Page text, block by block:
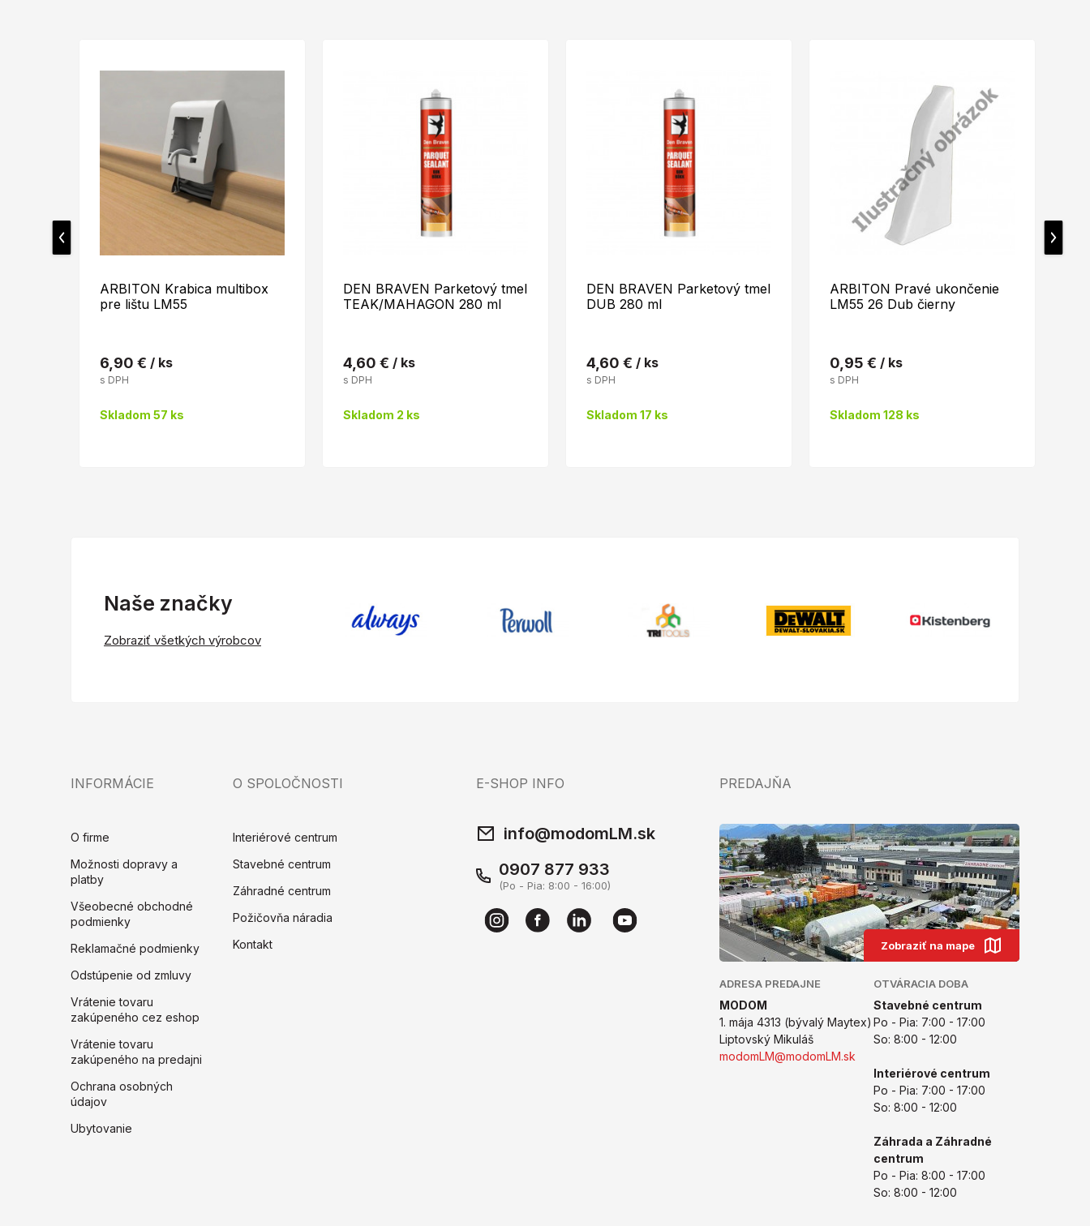
ARBITON Krabica multibox
pre lištu LM55
6,90 € / ks
s DPH
Skladom 57 ks
DEN BRAVEN Parketový tmel
TEAK/MAHAGON 280 ml
4,60 € / ks
s DPH
Skladom 2 ks
DEN BRAVEN Parketový tmel
DUB 280 ml
4,60 € / ks
s DPH
Skladom 17 ks
ARBITON Pravé ukončenie
LM55 26 Dub čierny
0,95 € / ks
s DPH
Skladom 128 ks
Naše značky
Zobraziť všetkých výrobcov
INFORMÁCIE
O firme
Možnosti dopravy a
platby
Všeobecné obchodné
podmienky
Reklamačné podmienky
Odstúpenie od zmluvy
Vrátenie tovaru
zakúpeného cez eshop
Vrátenie tovaru
zakúpeného na predajni
Ochrana osobných
údajov
Ubytovanie
O SPOLOČNOSTI
Interiérové centrum
Stavebné centrum
Záhradné centrum
Požičovňa náradia
Kontakt
E-SHOP INFO
info@modomLM.sk
0907 877 933
(Po - Pia: 8:00 - 16:00)
PREDAJŇA
Zobraziť na mape
ADRESA PREDAJNE
MODOM
1. mája 4313 (bývalý Maytex)
Liptovský Mikuláš
modomLM@modomLM.sk
OTVÁRACIA DOBA
Stavebné centrum
Po - Pia: 7:00 - 17:00
So: 8:00 - 12:00
Interiérové centrum
Po - Pia: 7:00 - 17:00
So: 8:00 - 12:00
Záhrada a Záhradné
centrum
Po - Pia: 8:00 - 17:00
So: 8:00 - 12:00